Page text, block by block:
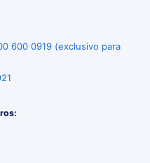
600 0919 (exclusivo para